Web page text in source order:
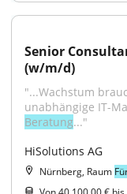
Senior
(w/m/d)
"...Wachstum
unabhängige IT-
Beratung..."
HiSolutions AG
Nürnberg, Raum